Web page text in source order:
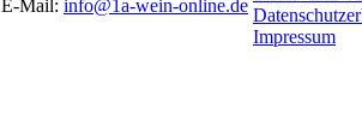
E-Mail: info@1a-wein-online.de
Impressum